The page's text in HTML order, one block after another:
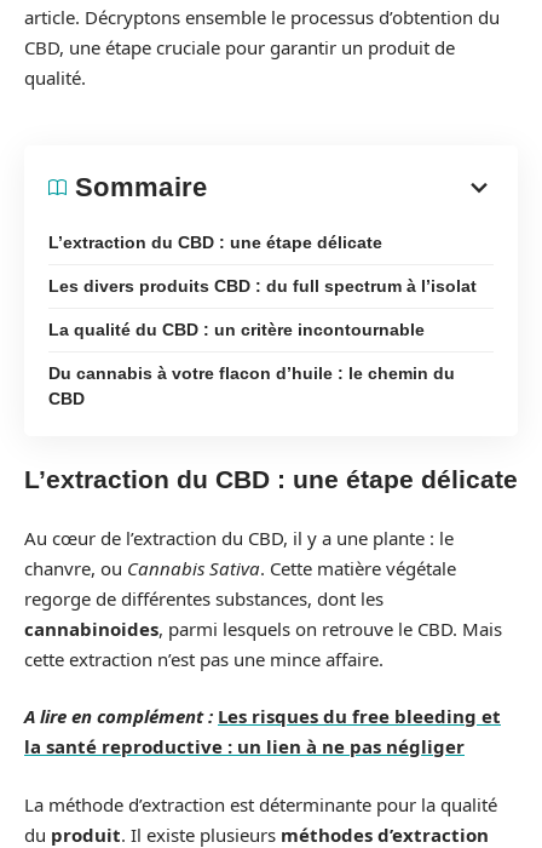
article. Décryptons ensemble le processus d’obtention du
CBD, une étape cruciale pour garantir un produit de
qualité.
Sommaire
L’extraction du CBD : une étape délicate
Les divers produits CBD : du full spectrum à l’isolat
La qualité du CBD : un critère incontournable
Du cannabis à votre flacon d’huile : le chemin du
CBD
L’extraction du CBD : une étape délicate
Au cœur de l’extraction du CBD, il y a une plante : le
chanvre, ou Cannabis Sativa. Cette matière végétale
regorge de différentes substances, dont les
cannabinoides, parmi lesquels on retrouve le CBD. Mais
cette extraction n’est pas une mince affaire.
A lire en complément : Les risques du free bleeding et
la santé reproductive : un lien à ne pas négliger
La méthode d’extraction est déterminante pour la qualité
du produit. Il existe plusieurs méthodes d’extraction